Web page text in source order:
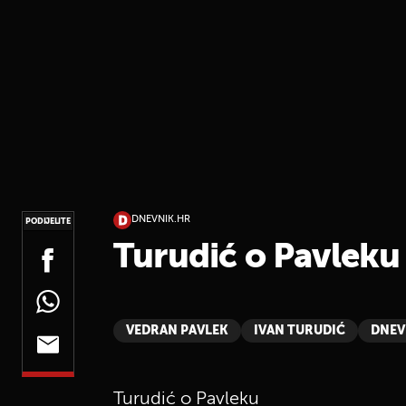
PODIJELITE DNEVNIK.HR
Turudić o Pavleku
VEDRAN PAVLEK IVAN TURUDIĆ
Turudić o Pavleku